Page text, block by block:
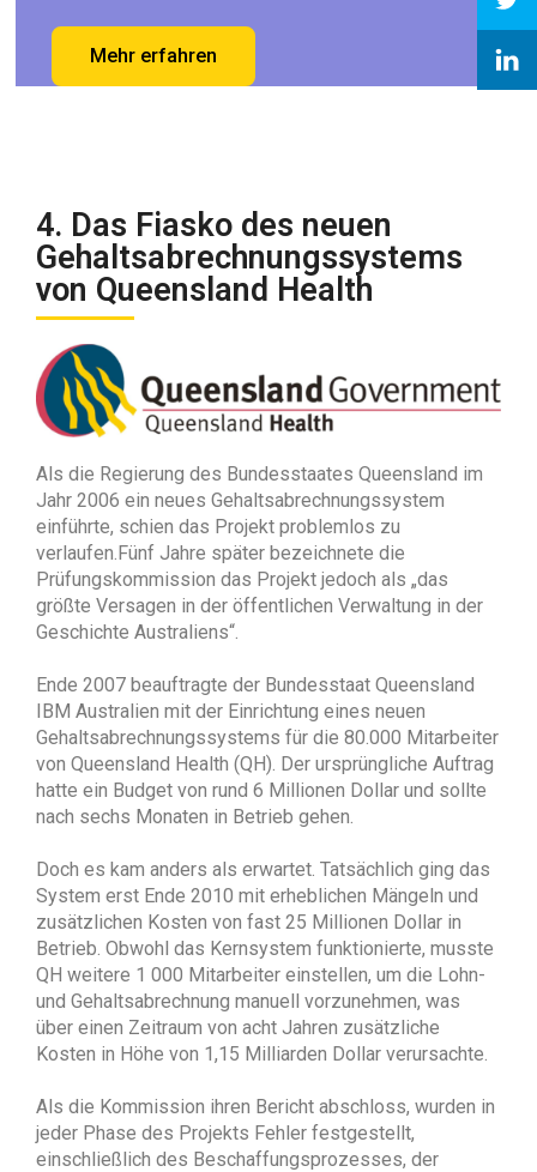
Mehr erfahren
4. Das Fiasko des neuen
Gehaltsabrechnungssystems
von Queensland Health
Als die Regierung des Bundesstaates Queensland im
Jahr 2006 ein neues Gehaltsabrechnungssystem
einführte, schien das Projekt problemlos zu
verlaufen.Fünf Jahre später bezeichnete die
Prüfungskommission das Projekt jedoch als „das
größte Versagen in der öffentlichen Verwaltung in der
Geschichte Australiens“.
Ende 2007 beauftragte der Bundesstaat Queensland
IBM Australien mit der Einrichtung eines neuen
Gehaltsabrechnungssystems für die 80.000 Mitarbeiter
von Queensland Health (QH). Der ursprüngliche Auftrag
hatte ein Budget von rund 6 Millionen Dollar und sollte
nach sechs Monaten in Betrieb gehen.
Doch es kam anders als erwartet. Tatsächlich ging das
System erst Ende 2010 mit erheblichen Mängeln und
zusätzlichen Kosten von fast 25 Millionen Dollar in
Betrieb. Obwohl das Kernsystem funktionierte, musste
QH weitere 1 000 Mitarbeiter einstellen, um die Lohn-
und Gehaltsabrechnung manuell vorzunehmen, was
über einen Zeitraum von acht Jahren zusätzliche
Kosten in Höhe von 1,15 Milliarden Dollar verursachte.
Als die Kommission ihren Bericht abschloss, wurden in
jeder Phase des Projekts Fehler festgestellt,
einschließlich des Beschaffungsprozesses, der